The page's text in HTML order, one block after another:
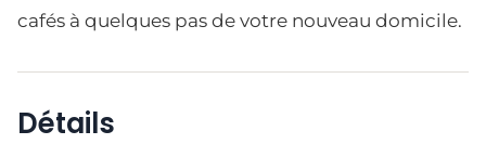
cafés à quelques pas de votre nouveau domicile.
Détails